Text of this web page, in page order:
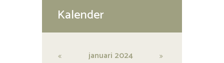
Kalender
januari 2024